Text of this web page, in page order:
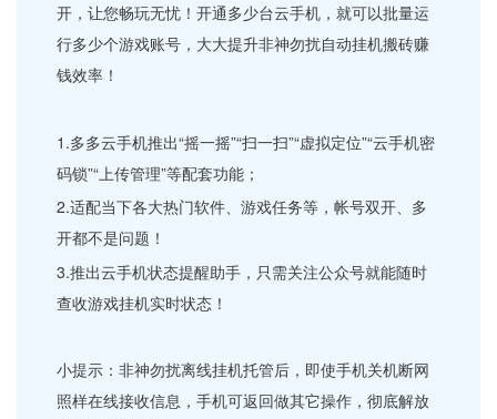
开，让您畅玩无忧！开通多少台云手机，就可以批量运
行多少个游戏账号，大大提升非神勿扰自动挂机搬砖赚
钱效率！
1.多多云手机推出“摇一摇”“扫一扫”“虚拟定位”“云手机密
码锁”“上传管理”等配套功能；
2.适配当下各大热门软件、游戏任务等，帐号双开、多
开都不是问题！
3.推出云手机状态提醒助手，只需关注公众号就能随时
查收游戏挂机实时状态！
小提示：非神勿扰离线挂机托管后，即使手机关机断网
照样在线接收信息，手机可返回做其它操作，彻底解放